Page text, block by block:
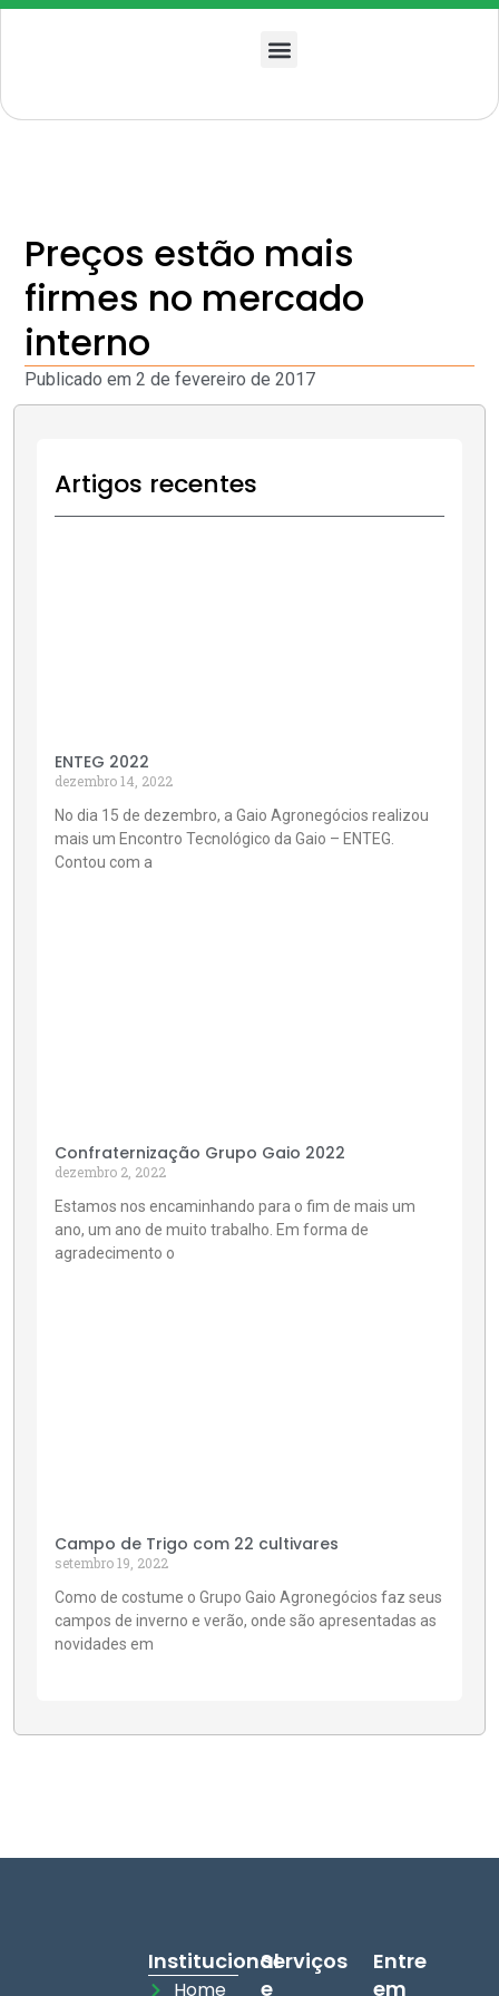
Preços estão mais
firmes no mercado
interno
Publicado em 2 de fevereiro de 2017
Artigos recentes
ENTEG 2022
dezembro 14, 2022
No dia 15 de dezembro, a Gaio Agronegócios realizou
mais um Encontro Tecnológico da Gaio – ENTEG.
Contou com a
Confraternização Grupo Gaio 2022
dezembro 2, 2022
Estamos nos encaminhando para o fim de mais um
ano, um ano de muito trabalho. Em forma de
agradecimento o
Campo de Trigo com 22 cultivares
setembro 19, 2022
Como de costume o Grupo Gaio Agronegócios faz seus
campos de inverno e verão, onde são apresentadas as
novidades em
Institucional
Home
Serviços
e
Entre
em